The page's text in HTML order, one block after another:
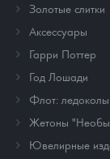
Золотые слитки
Аксессуары
Гарри Поттер
Год Лошади
Флот:
Жетоны
Ювелирные